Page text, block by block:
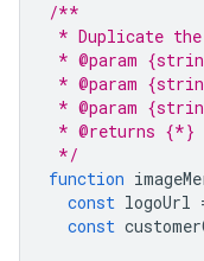
/**
* Duplicate
* @param
* @param
* @param
* @returns {*}
*/
function
const logoUrl
const